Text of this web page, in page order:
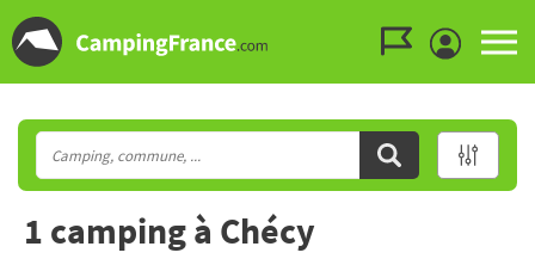
1 camping à Chécy